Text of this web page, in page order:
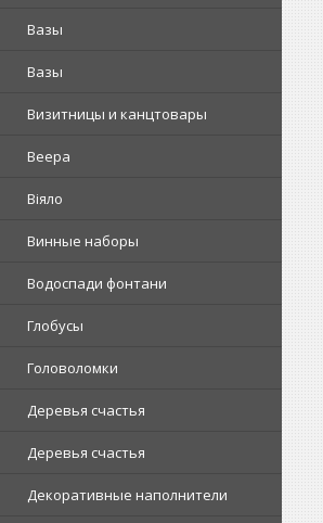
Вазы
Вазы
Визитницы и канцтовары
Веера
Віяло
Винные наборы
Водоспади фонтани
Глобусы
Головоломки
Деревья счастья
Деревья счастья
Декоративные наполнители